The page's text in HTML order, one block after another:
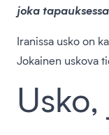
joka
Iranissa usko on
Jokainen uskova